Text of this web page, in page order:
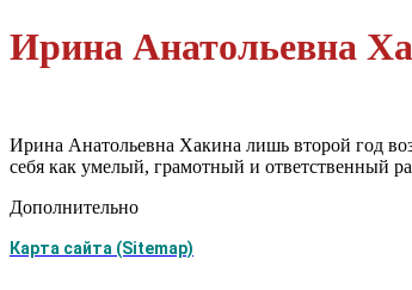
Ирина Анатольевна
Ирина Анатольевна Хакина лишь второй год
себя как умелый, грамотный и ответственный
Дополнительно
Карта сайта (Sitemap)